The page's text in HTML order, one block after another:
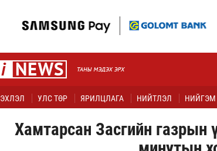
ЭХЛЭЛ УЛС ТӨР ЯРИЛЦЛАГА НИЙТЛЭЛ НИЙГЭМ
Хамтарсан Засгийн газрын